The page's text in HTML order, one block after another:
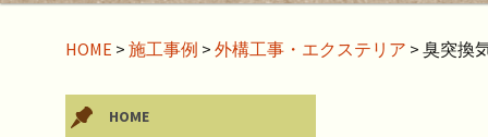
HOME > 施工事例 > 外構工事・エクステリア > 臭突換
HOME